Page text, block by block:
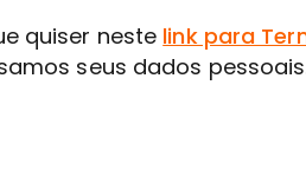
quiser neste link para
seus dados